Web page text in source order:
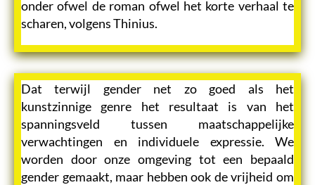
onder ofwel de roman ofwel het korte verhaal te
scharen, volgens Thinius.
Dat terwijl gender net zo goed als het
kunstzinnige genre het resultaat is van het
spanningsveld tussen maatschappelijke
verwachtingen en individuele expressie. We
worden door onze omgeving tot een bepaald
gender gemaakt, maar hebben ook de vrijheid om